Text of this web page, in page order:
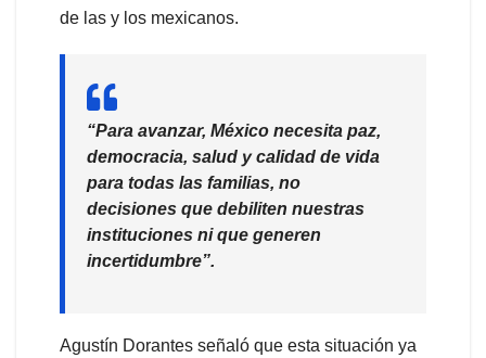
de las y los mexicanos.
“Para avanzar, México necesita paz,
democracia, salud y calidad de vida
para todas las familias, no
decisiones que debiliten nuestras
instituciones ni que generen
incertidumbre”.
Agustín Dorantes señaló que esta situación ya